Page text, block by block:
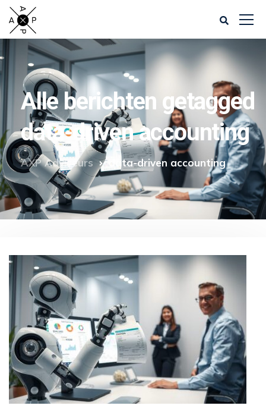
Alle berichten getagged
data-driven accounting
AXP Adviseurs data-driven accounting